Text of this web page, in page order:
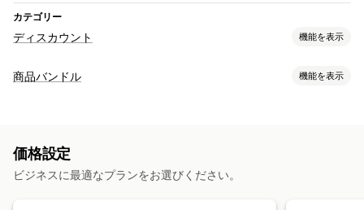
カテゴリー
ディスカウント 機能を表示
ディスカウントの種類
カートディスカウント
定期購入
商品バンドル カウントダウンタイマー
商品バンドル 機能を表示
バリエーションバンドル
クロスセルバンドル
よく合わせて買われている商品
価格設定
ビジネスに最適なプランをお選びください。